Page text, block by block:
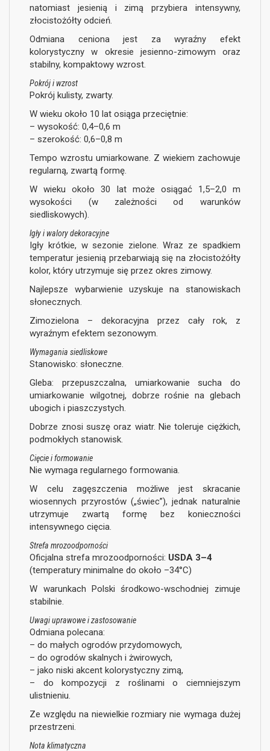
natomiast jesienią i zimą przybiera intensywny,
złocistożółty odcień.
Odmiana ceniona jest za wyraźny efekt
kolorystyczny w okresie jesienno-zimowym oraz
stabilny, kompaktowy wzrost.
Pokrój i wzrost
Pokrój kulisty, zwarty.
W wieku około 10 lat osiąga przeciętnie:
– wysokość: 0,4–0,6 m
– szerokość: 0,6–0,8 m
Tempo wzrostu umiarkowane. Z wiekiem zachowuje
regularną, zwartą formę.
W wieku około 30 lat może osiągać 1,5–2,0 m
wysokości (w zależności od warunków
siedliskowych).
Igły i walory dekoracyjne
Igły krótkie, w sezonie zielone. Wraz ze spadkiem
temperatur jesienią przebarwiają się na złocistożółty
kolor, który utrzymuje się przez okres zimowy.
Najlepsze wybarwienie uzyskuje na stanowiskach
słonecznych.
Zimozielona – dekoracyjna przez cały rok, z
wyraźnym efektem sezonowym.
Wymagania siedliskowe
Stanowisko: słoneczne.
Gleba: przepuszczalna, umiarkowanie sucha do
umiarkowanie wilgotnej, dobrze rośnie na glebach
ubogich i piaszczystych.
Dobrze znosi suszę oraz wiatr. Nie toleruje ciężkich,
podmokłych stanowisk.
Cięcie i formowanie
Nie wymaga regularnego formowania.
W celu zagęszczenia możliwe jest skracanie
wiosennych przyrostów („świec”), jednak naturalnie
utrzymuje zwartą formę bez konieczności
intensywnego cięcia.
Strefa mrozoodporności
Oficjalna strefa mrozoodporności: USDA 3–4
(temperatury minimalne do około –34°C)
W warunkach Polski środkowo-wschodniej zimuje
stabilnie.
Uwagi uprawowe i zastosowanie
Odmiana polecana:
– do małych ogrodów przydomowych,
– do ogrodów skalnych i żwirowych,
– jako niski akcent kolorystyczny zimą,
– do kompozycji z roślinami o ciemniejszym
ulistnieniu.
Ze względu na niewielkie rozmiary nie wymaga dużej
przestrzeni.
Nota klimatyczna